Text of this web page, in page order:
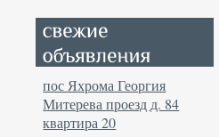
пос Яхрома Георгия
Митерева проезд д. 84
квартира 20